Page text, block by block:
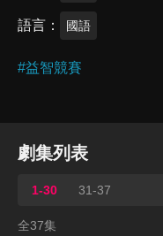
語言 國語
#益智競賽
劇集列表
1-30 31-37
全37集